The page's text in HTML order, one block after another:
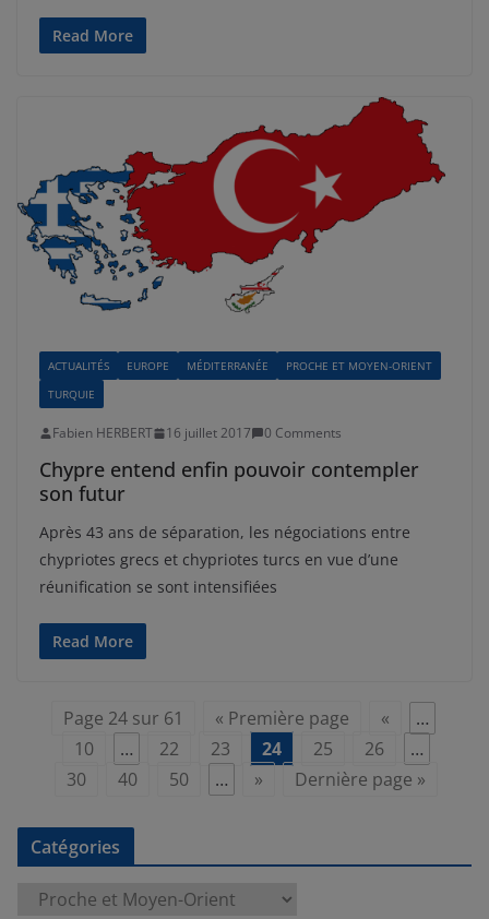
Read More
ACTUALITÉS EUROPE MÉDITERRANÉE
PROCHE ET MOYEN-ORIENT
TURQUIE
Fabien HERBERT 16 juillet 2017 0 Comments
Chypre entend enfin pouvoir contempler
son futur
Après 43 ans de séparation, les négociations entre
chypriotes grecs et chypriotes turcs en vue d’une
réunification se sont intensifiées
Read More
Page 24 sur 61 « Première page «
…
10
… 22 23 24 25 26
…
30
40 50 … » Dernière page »
Catégories